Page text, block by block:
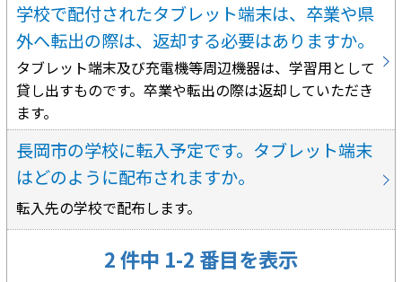
学校で配付されたタブレット端末は、卒業や県
外へ転出の際は、返却する必要はありますか。
タブレット端末及び充電機等周辺機器は、学習用として
貸し出すものです。卒業や転出の際は返却していただき
ます。
長岡市の学校に転入予定です。タブレット端末
はどのように配布されますか。
転入先の学校で配布します。
2 件中 1-2 番目を表示